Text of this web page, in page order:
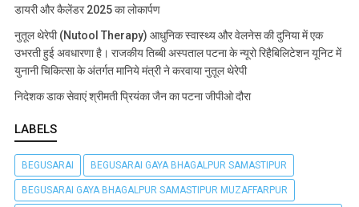
डायरी और कैलेंडर 2025 का लोकार्पण
नुतूल थेरेपी (Nutool Therapy) आधुनिक स्वास्थ्य और वेलनेस की दुनिया में एक
उभरती हुई अवधारणा है। राजकीय तिब्बी अस्पताल पटना के न्यूरो रिहैबिलिटेशन यूनिट में
युनानी चिकित्सा के अंतर्गत मानिये मंत्री ने करवाया नुतूल थेरेपी
निदेशक डाक सेवाएं श्रीमती प्रियंका जैन का पटना जीपीओ दौरा
LABELS
BEGUSARAI BEGUSARAI GAYA BHAGALPUR SAMASTIPUR
BEGUSARAI GAYA BHAGALPUR SAMASTIPUR MUZAFFARPUR